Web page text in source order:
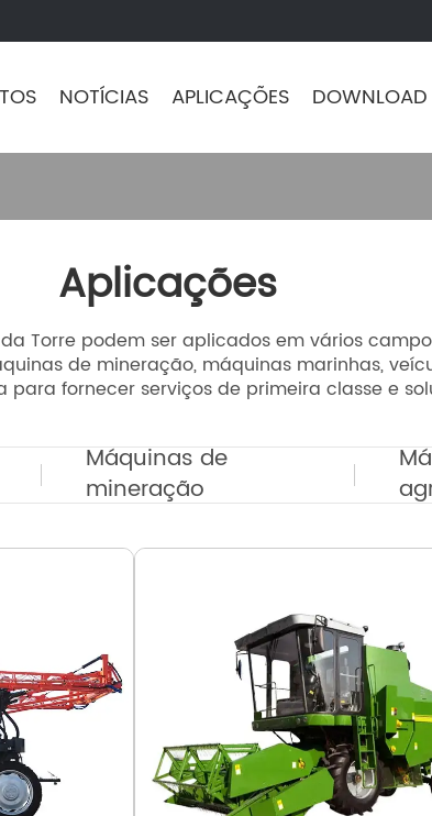
NOTÍCIAS APLICAÇÕES DOWNLOAD
Aplicações
Torre podem ser aplicados em vários
de mineração, máquinas marinhas,
fornecer serviços de primeira classe e
Máquinas de
mineração